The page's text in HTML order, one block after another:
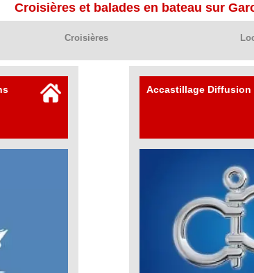
Croisières et balades en bateau sur
Croisières
Accastillage Diffusion